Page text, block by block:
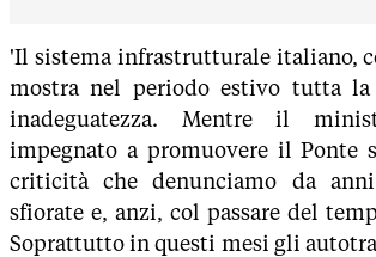
'Il sistema infrastrutturale italiano,
mostra nel periodo estivo tutta
inadeguatezza. Mentre il
impegnato a promuovere il Ponte
criticità che denunciamo da
sfiorate e, anzi, col passare del
Soprattutto in questi mesi gli